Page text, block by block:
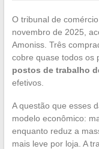
O tribunal de
novembro de 2025,
Amoniss. Três
cobre quase todos os
postos de trabalho
efetivos.
A questão que esses
modelo econômico:
enquanto reduz a
mais leve por loja. A